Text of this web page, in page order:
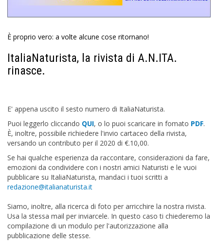
È proprio vero: a volte alcune cose ritornano!
ItaliaNaturista, la rivista di A.N.ITA.
rinasce.
E' appena uscito il sesto numero di ItaliaNaturista.
Puoi leggerlo cliccando QUI, o lo puoi scaricare in fomato PDF.
È, inoltre, possibile richiedere l'invio cartaceo della rivista,
versando un contributo per il 2020 di €.10,00.
Se hai qualche esperienza da raccontare, considerazioni da fare,
emozioni da condividere con i nostri amici Naturisti e le vuoi
pubblicare su ItaliaNaturista, mandaci i tuoi scritti a
redazione@italianaturista.it
Siamo, inoltre, alla ricerca di foto per arricchire la nostra rivista.
Usa la stessa mail per inviarcele. In questo caso ti chiederemo la
compilazione di un modulo per l'autorizzazione alla
pubblicazione delle stesse.